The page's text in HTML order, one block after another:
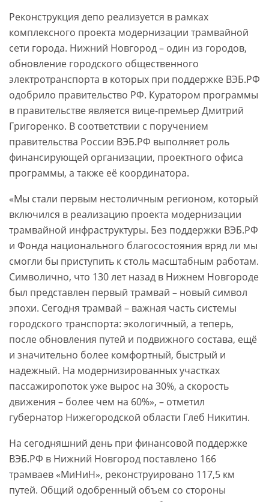
Реконструкция депо реализуется в рамках
комплексного проекта модернизации трамвайной
сети города. Нижний Новгород – один из городов,
обновление городского общественного
электротранспорта в которых при поддержке ВЭБ.РФ
одобрило правительство РФ. Куратором программы
в правительстве является вице-премьер Дмитрий
Григоренко. В соответствии с поручением
правительства России ВЭБ.РФ выполняет роль
финансирующей организации, проектного офиса
программы, а также её координатора.
«Мы стали первым нестоличным регионом, который
включился в реализацию проекта модернизации
трамвайной инфраструктуры. Без поддержки ВЭБ.РФ
и Фонда национального благосостояния вряд ли мы
смогли бы приступить к столь масштабным работам.
Символично, что 130 лет назад в Нижнем Новгороде
был представлен первый трамвай – новый символ
эпохи. Сегодня трамвай – важная часть системы
городского транспорта: экологичный, а теперь,
после обновления путей и подвижного состава, ещё
и значительно более комфортный, быстрый и
надежный. На модернизированных участках
пассажиропоток уже вырос на 30%, а скорость
движения – более чем на 60%», – отметил
губернатор Нижегородской области Глеб Никитин.
На сегодняшний день при финансовой поддержке
ВЭБ.РФ в Нижний Новгород поставлено 166
трамваев «МиНиН», реконструировано 117,5 км
путей. Общий одобренный объем со стороны